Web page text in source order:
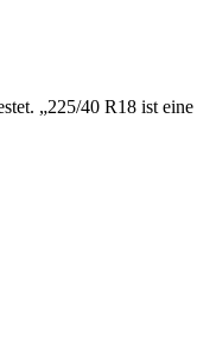
„225/40 R18 ist